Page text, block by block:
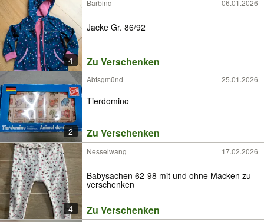
4
Barbing 06.01.2026
Jacke Gr. 86/92
Zu Verschenken
2
Abtsgmünd 25.01.2026
Tierdomino
Zu Verschenken
4
Nesselwang 17.02.2026
Babysachen 62-98 mit und ohne Macken zu
verschenken
Zu Verschenken